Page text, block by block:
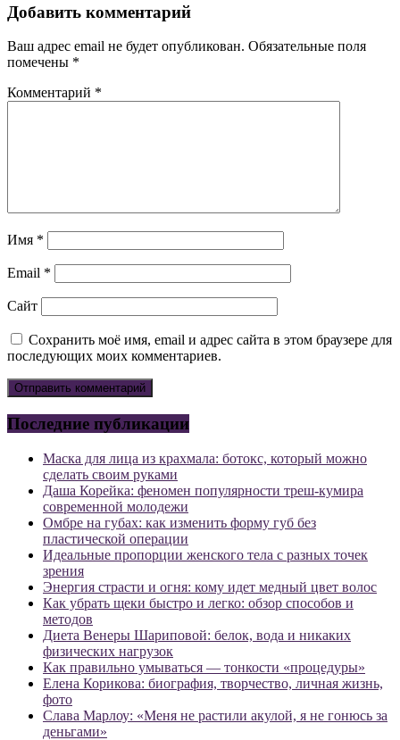
Добавить комментарий
Ваш адрес email не будет опубликован. Обязательные поля
помечены *
Комментарий *
Имя *
Email *
Сайт
Сохранить моё имя, email и адрес сайта в этом браузере для
последующих моих комментариев.
Последние публикации
Маска для лица из крахмала: ботокс, который можно
сделать своим руками
Даша Корейка: феномен популярности треш-кумира
современной молодежи
Омбре на губах: как изменить форму губ без
пластической операции
Идеальные пропорции женского тела с разных точек
зрения
Энергия страсти и огня: кому идет медный цвет волос
Как убрать щеки быстро и легко: обзор способов и
методов
Диета Венеры Шариповой: белок, вода и никаких
физических нагрузок
Как правильно умываться — тонкости «процедуры»
Елена Корикова: биография, творчество, личная жизнь,
фото
Слава Марлоу: «Меня не растили акулой, я не гонюсь за
деньгами»